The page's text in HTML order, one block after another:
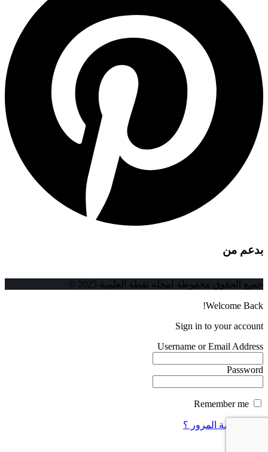
بدعم من
جميع الحقوق محفوظة لمجلة نقطة العلمية 2025 ©
Welcome Back!
Sign in to your account
Username or Email Address
Password
فقدت كلمة المرور ؟